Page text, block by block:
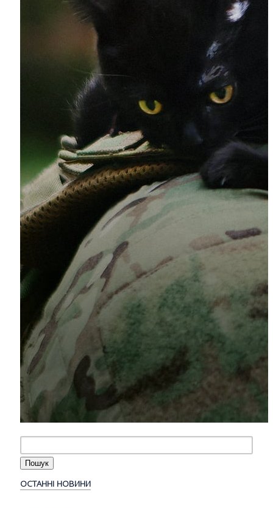
ОСТАННІ НОВИНИ